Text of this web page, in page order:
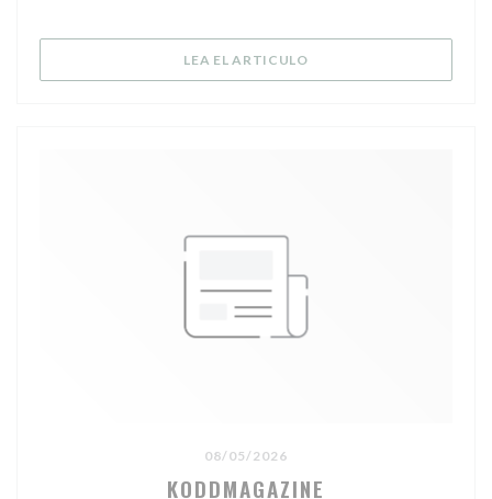
LEA EL ARTICULO((ABRE EN UNA NUEVA
08/05/2026
KODDMAGAZINE